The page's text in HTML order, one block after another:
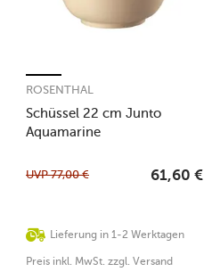
Schüssel 22 cm Junto
Aquamarine
ROSENTHAL
Lieferung in 1-2 Werktagen
UVP77,00 € 61,60 €
Preis inkl. MwSt. zzgl. Versand